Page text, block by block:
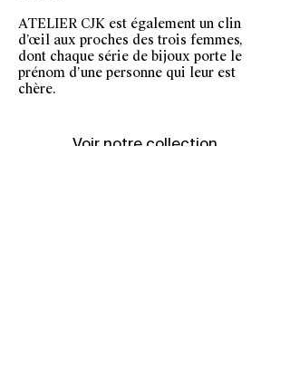
ATELIER CJK est également un clin
d’œil aux proches des trois femmes,
dont chaque série de bijoux porte le
prénom d’une personne qui leur est
chère.
Voir notre collection